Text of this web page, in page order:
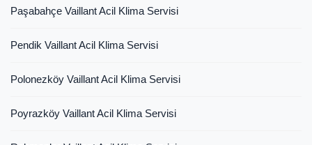
Paşabahçe Vaillant Acil Klima Servisi
Pendik Vaillant Acil Klima Servisi
Polonezköy Vaillant Acil Klima Servisi
Poyrazköy Vaillant Acil Klima Servisi